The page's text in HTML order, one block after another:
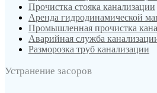
Прочистка стояка канализации
Аренда гидродинамической
Промышленная прочистка
Аварийная служба
Разморозка труб канализации
Устранение засоров